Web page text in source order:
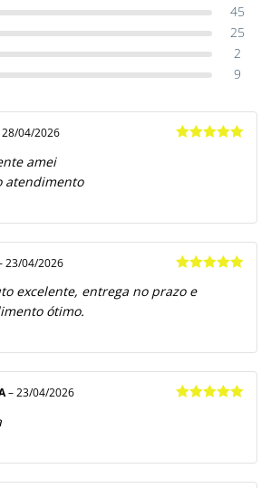
45
25
2
9
28/04/2026
amei
atendimento
de 5
23/04/2026
excelente, entrega no prazo e
ótimo.
– 23/04/2026